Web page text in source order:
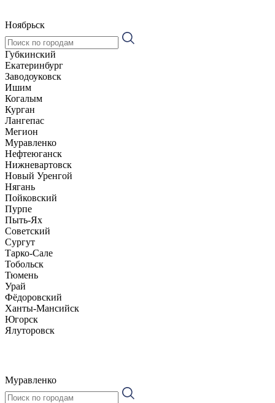
Ноябрьск
Губкинский
Екатеринбург
Заводоуковск
Ишим
Когалым
Курган
Лангепас
Мегион
Муравленко
Нефтеюганск
Нижневартовск
Новый Уренгой
Нягань
Пойковский
Пурпе
Пыть-Ях
Советский
Сургут
Тарко-Сале
Тобольск
Тюмень
Урай
Фёдоровский
Ханты-Мансийск
Югорск
Ялуторовск
Муравленко